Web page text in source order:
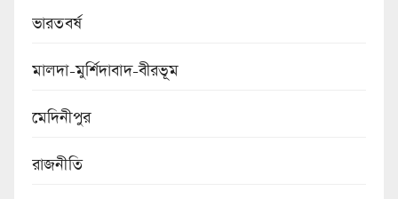
ভারতবর্ষ
মালদা-মুর্শিদাবাদ-বীরভূম
মেদিনীপুর
রাজনীতি